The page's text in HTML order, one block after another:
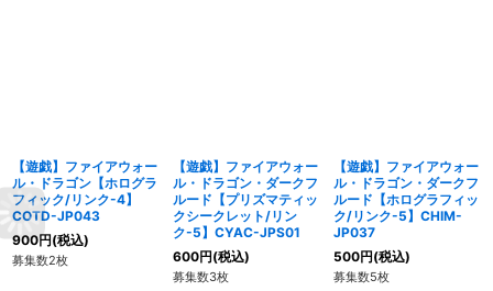
【遊戯】ファイアウォー
ル・ドラゴン【ホログラ
フィック/リンク-4】
COTD-JP043
900円(税込)
募集数2枚
【遊戯】ファイアウォー
ル・ドラゴン・ダークフ
ルード【プリズマティッ
クシークレット/リン
ク-5】CYAC-JPS01
600円(税込)
募集数3枚
【遊戯】ファイアウォー
ル・ドラゴン・ダークフ
ルード【ホログラフィッ
ク/リンク-5】CHIM-
JP037
500円(税込)
募集数5枚